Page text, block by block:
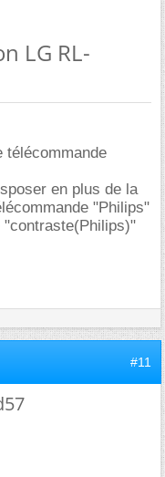
LG RL-
télécommande
en plus de la
"Philips"
#11